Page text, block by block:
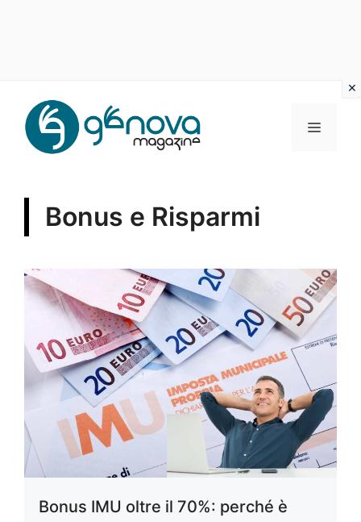
contenuto
MENU
Bonus e Risparmi
Bonus IMU oltre il 70%: perché è